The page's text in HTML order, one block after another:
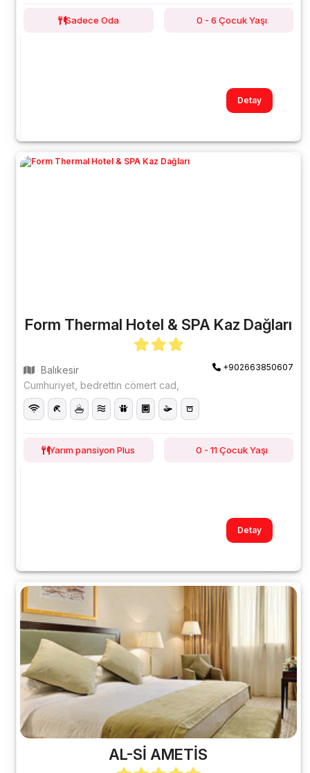
Sadece Oda 0 - 6 Çocuk Yaşı
Detay
Form Thermal Hotel & SPA Kaz Dağları
Balıkesir +902663850607
Cumhuriyet, bedrettin cömert cad,
Yarım pansiyon Plus 0 - 11 Çocuk Yaşı
Detay
AL-Sİ AMETİS